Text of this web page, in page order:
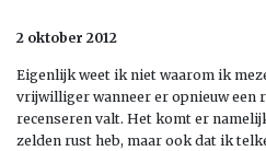
2 oktober 2012
Eigenlijk weet ik niet waarom ik
vrijwilliger wanneer er opnieuw een
recenseren valt. Het komt er
zelden rust heb, maar ook dat ik